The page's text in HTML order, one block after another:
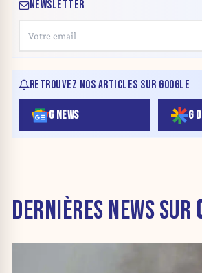
NEWSLETTER
RETROUVEZ NOS ARTICLES SUR GOOGLE
G NEWS G
DERNIÈRES NEWS SUR